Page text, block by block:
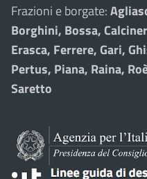
Frazioni e borgate:
Borghini, Bossa,
Erasca, Ferrere, Gari,
Pertus, Piana, Raina,
Saretto